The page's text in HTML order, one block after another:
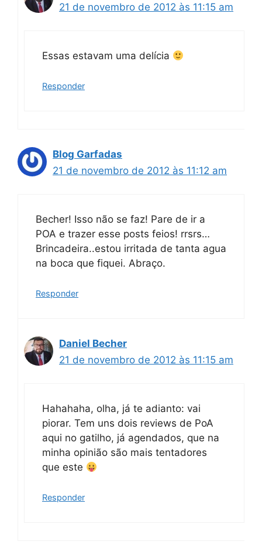
21 de novembro de 2012 às 11:15 am
Essas estavam uma delícia
Responder
Blog Garfadas
21 de novembro de 2012 às 11:12 am
Becher! Isso não se faz! Pare de ir a
POA e trazer esse posts feios! rrsrs…
Brincadeira..estou irritada de tanta agua
na boca que fiquei. Abraço.
Responder
Daniel Becher
21 de novembro de 2012 às 11:15 am
Hahahaha, olha, já te adianto: vai
piorar. Tem uns dois reviews de PoA
aqui no gatilho, já agendados, que na
minha opinião são mais tentadores
que este
Responder